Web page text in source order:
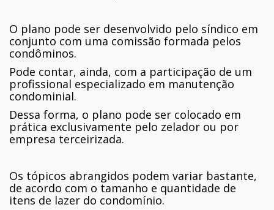
O plano pode ser desenvolvido pelo síndico em
conjunto com uma comissão formada pelos
condôminos.
Pode contar, ainda, com a participação de um
profissional especializado em manutenção
condominial.
Dessa forma, o plano pode ser colocado em
prática exclusivamente pelo zelador ou por
empresa terceirizada.
Os tópicos abrangidos podem variar bastante,
de acordo com o tamanho e quantidade de
itens de lazer do condomínio.